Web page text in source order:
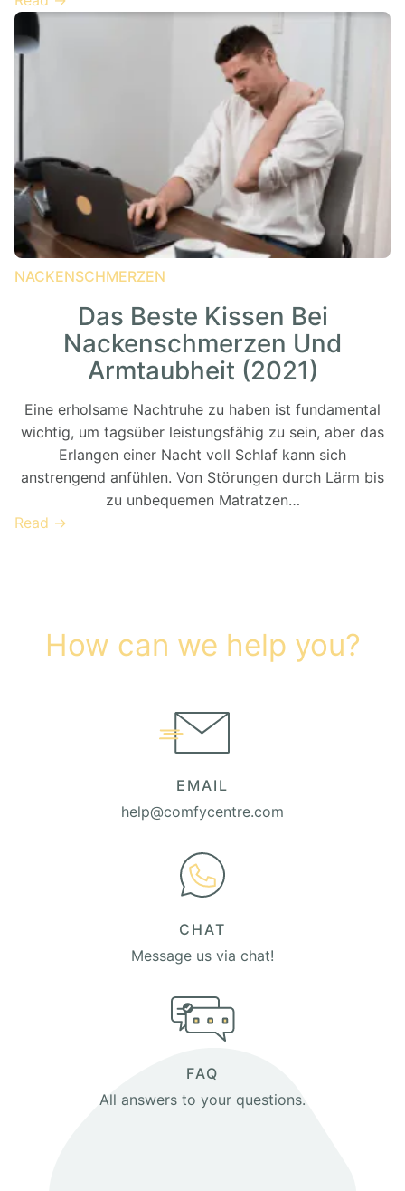
NACKENSCHMERZEN
Das Beste Kissen Bei
Nackenschmerzen Und
Armtaubheit (2021)
Eine erholsame Nachtruhe zu haben ist fundamental
wichtig, um tagsüber leistungsfähig zu sein, aber das
Erlangen einer Nacht voll Schlaf kann sich
anstrengend anfühlen. Von Störungen durch Lärm bis
zu unbequemen Matratzen…
Read →
How can we help you?
EMAIL
help@comfycentre.com
CHAT
Message us via chat!
FAQ
All answers to your questions.